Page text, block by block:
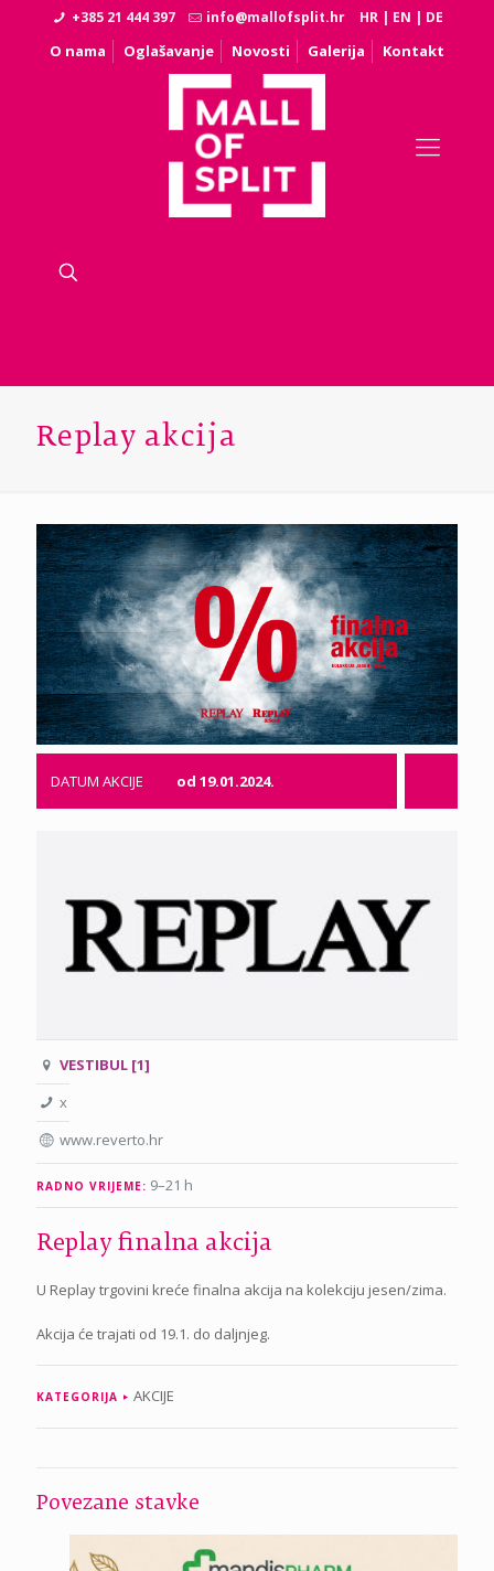
+385 21 444 397 info@mallofsplit.hr HR | EN | DE
O nama Oglašavanje Novosti Galerija Kontakt
Replay akcija
DATUM AKCIJE od 19.01.2024.
VESTIBUL [1]
x
www.reverto.hr
RADNO VRIJEME: 9–21 h
Replay finalna akcija
U Replay trgovini kreće finalna akcija na kolekciju jesen/zima.
Akcija će trajati od 19.1. do daljnjeg.
KATEGORIJA AKCIJE
Povezane stavke